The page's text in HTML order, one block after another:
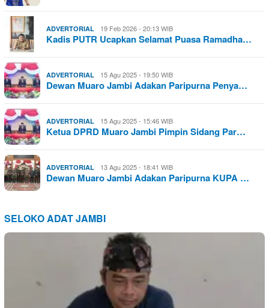
ADVERTORIAL 19 Feb 2026 - 20:13 WIB
Kadis PUTR Ucapkan Selamat Puasa Ramadha…
ADVERTORIAL 15 Agu 2025 - 19:50 WIB
Dewan Muaro Jambi Adakan Paripurna Penya…
ADVERTORIAL 15 Agu 2025 - 15:46 WIB
Ketua DPRD Muaro Jambi Pimpin Sidang Par…
ADVERTORIAL 13 Agu 2025 - 18:41 WIB
Dewan Muaro Jambi Adakan Paripurna KUPA …
SELOKO ADAT JAMBI